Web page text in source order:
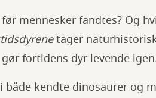
mennesker fandtes? Og
tager
fortidens dyr levende
både kendte dinosaurer og